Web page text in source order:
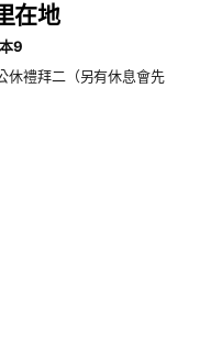
在地
9
休禮拜二（另有休息會先